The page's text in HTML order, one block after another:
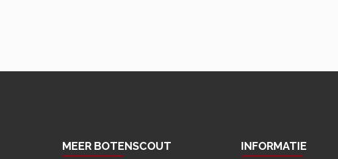
MEER BOTENSCOUT INFORMATIE